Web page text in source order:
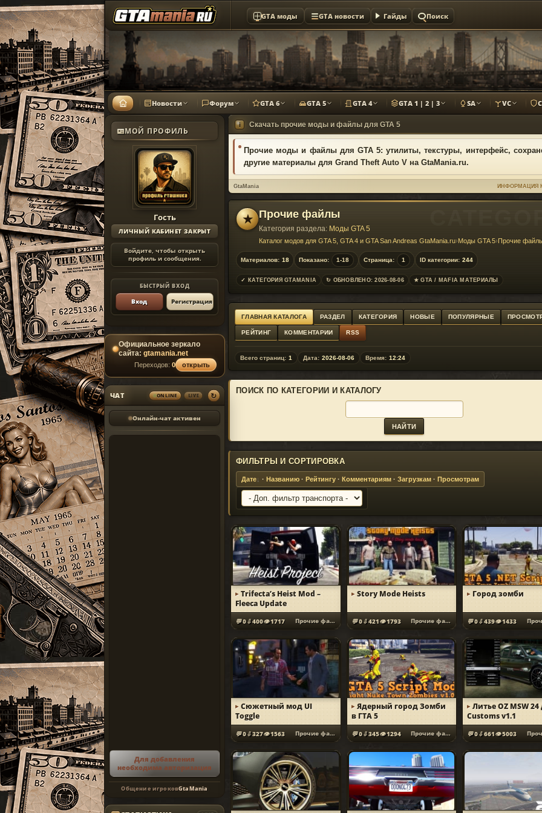
GTA моды GTA новости Гайды Поиск
Новости Форум GTA 6 GTA 5 GTA 4 GTA 1 | 2 | 3 SA VC
МОЙ ПРОФИЛЬ
Гость
ЛИЧНЫЙ КАБИНЕТ ЗАКРЫТ
Войдите, чтобы открыть
профиль и сообщения.
БЫСТРЫЙ ВХОД
Вход Регистрация
Официальное зеркало
сайта: gtamania.net
Переходов: 0 открыть
ЧАТ ONLINE LIVE ↻
Онлайн-чат активен
Для добавления
необходима авторизация
Общение игроковGtaMania
i Скачать прочие моды и файлы для GTA 5
Прочие моды и файлы для GTA 5: утилиты, текстуры, интерфейс,
другие материалы для Grand Theft Auto V на GtaMania.ru.
GtaMania ИНФОРМАЦИЯ
★ Прочие файлы
Категория раздела: Моды GTA 5
Каталог модов для GTA 5, GTA 4 и GTA San Andreas GtaMania.ru›Моды GTA 5›Прочие
Материалов: 18 Показано: 1-18 Страница: 1 ID категории: 244
✓ КАТЕГОРИЯ GTAMANIA ↻ ОБНОВЛЕНО: 2026-08-06 ★ GTA / MAFIA МАТЕРИАЛЫ
ГЛАВНАЯ КАТАЛОГА РАЗДЕЛ КАТЕГОРИЯ НОВЫЕ ПОПУЛЯРНЫЕ
РЕЙТИНГ КОММЕНТАРИИ RSS
Всего страниц: 1 Дата: 2026-08-06 Время: 12:24
ПОИСК ПО КАТЕГОРИИ И КАТАЛОГУ
ФИЛЬТРЫ И СОРТИРОВКА
Дате · Названию · Рейтингу · Комментариям · Загрузкам · Просмотрам
Trifecta’s Heist Mod –
Fleeca Update
0 400 1717 Прочие файлы
Story Mode Heists
0 421 1793 Прочие файлы
Город зомби
0 439 1433
Сюжетный мод UI
Toggle
0 327 1563 Прочие файлы
Ядерный город Зомби
в ГТА 5
0 345 1294 Прочие файлы
Литье OZ MSW 24
Customs v1.1
0 661 5003